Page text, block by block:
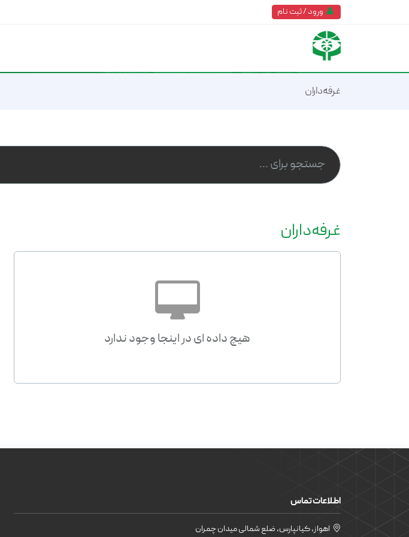
ورود / ثبت نام
غرفه‌داران
غرفه‌داران
هیچ داده ای در اینجا وجود ندارد
اطلاعات تماس
اهواز، کیانپارس، ضلع شمالی میدان چمران